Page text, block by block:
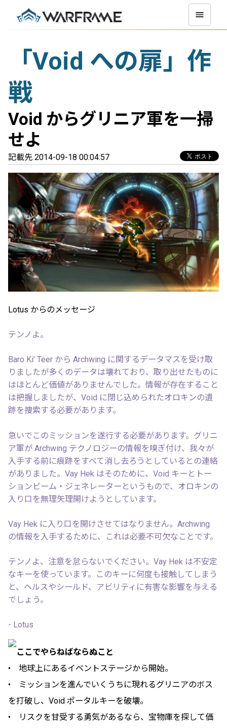
「Void への扉」作
戦
Void からグリニア軍を一掃
せよ
記載先 2014-09-18 00:04:57
Lotus からのメッセージ
テンノよ。
Baro Ki’ Teer から Archwing に関するデータマスを受け取
りましたが多くのデータは壊れており、取り出せたものに
はほとんど価値がありませんでした。情報が存在すること
は把握しましたが、Void に閉じ込められたオロキンの遺
跡を捜索する必要があります。
急いでこのミッションを遂行する必要があります。グリニ
ア軍が Archwing テクノロジーの情報を嗅ぎ付け、我々が
入手する前に痕跡をすべて消し去ろうとしているとの連絡
がありました。Vay Hek はそのために、Void キーとトー
ションビーム・ジェネレーターというもので、オロキンの
入り口を無理矢理開けようとしています。
Vay Hek に入り口を開けさせてはなりません。Archwing
の情報を入手するために、これは必要不可欠なことです。
テンノよ、注意を怠らないでください。Vay Hek は不安定
なキーを使っています。このキーに何度も接触してしまう
と、ヘルスやシールド、アビリティに有害な影響を与える
でしょう。
- Lotus
ここでやらねばならぬこと
• 地球上にあるイベントステージから開始。
• ミッションを進んでいくうちに現れるグリニアのボス
を打破し、Void ポータルキーを破壊。
• リスクを甘受する勇気があるなら、宝物庫を探して価